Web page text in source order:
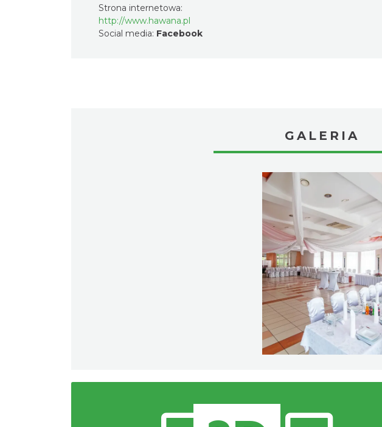
Strona internetowa:
http://www.hawana.pl
Social media: Facebook
GALERIA